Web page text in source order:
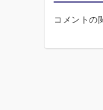
コメントの